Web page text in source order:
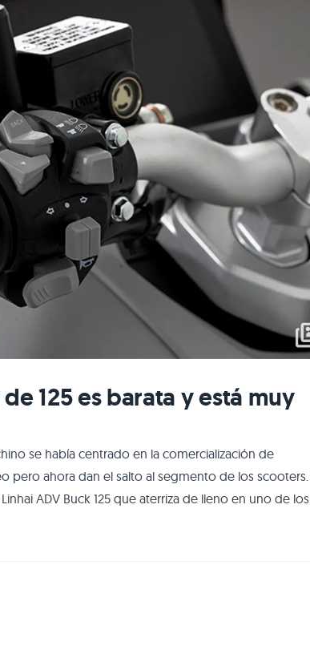
125 es barata y está muy
se había centrado en la comercialización de
pero ahora dan el salto al segmento de los scooters.
ADV Buck 125 que aterriza de lleno en uno de los